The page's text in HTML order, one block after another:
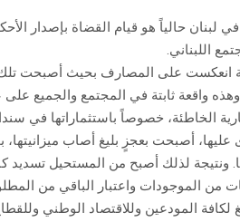
حالياً هو قيام القضاة بإصدار
اللبناني.
انعكست على المصارف بحيث أصبحت
وهذه واقعة ثابتة في المجتمع والجميع
الخاطئة، خصوصاً باستثماراتها في
أصبحت بعجزٍ بليغ أصاب
ونتيجة لذلك أصبح من المستحيل تسديد
من الموجودات واعتبار الباقي من
المودعين وللاقتصاد الوطني